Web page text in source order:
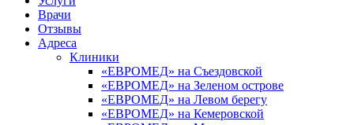
Врачи
Отзывы
Адреса
Клиники
«ЕВРОМЕД» на Съездовской
«ЕВРОМЕД» на Зеленом острове
«ЕВРОМЕД» на Левом берегу
«ЕВРОМЕД» на Кемеровской